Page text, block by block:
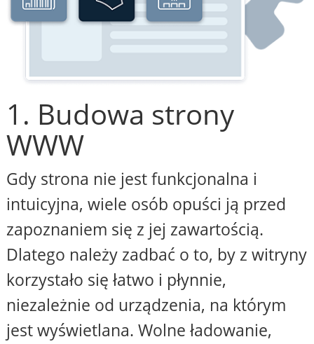
1. Budowa strony
WWW
Gdy strona nie jest funkcjonalna i
intuicyjna, wiele osób opuści ją przed
zapoznaniem się z jej zawartością.
Dlatego należy zadbać o to, by z witryny
korzystało się łatwo i płynnie,
niezależnie od urządzenia, na którym
jest wyświetlana. Wolne ładowanie,